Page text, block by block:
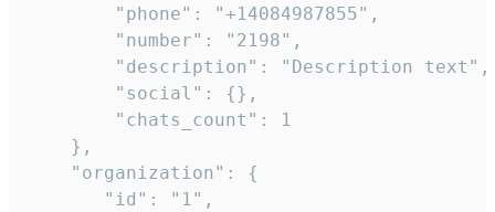
        "phone": "+14084987855",
        "number": "2198",
        "description": "Description text",
        "social": {},
        "chats_count": 1
    },
    "organization": {
       "id": "1",